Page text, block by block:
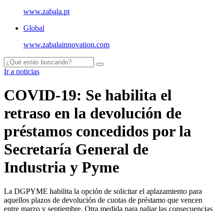
www.zabala.pt
Global
www.zabalainnovation.com
Ir a noticias
COVID-19: Se habilita el
retraso en la devolución de
préstamos concedidos por la
Secretaría General de
Industria y Pyme
La DGPYME habilita la opción de solicitar el aplazamiento para
aquellos plazos de devolución de cuotas de préstamo que vencen
entre marzo y septiembre. Otra medida para paliar las consecuencias